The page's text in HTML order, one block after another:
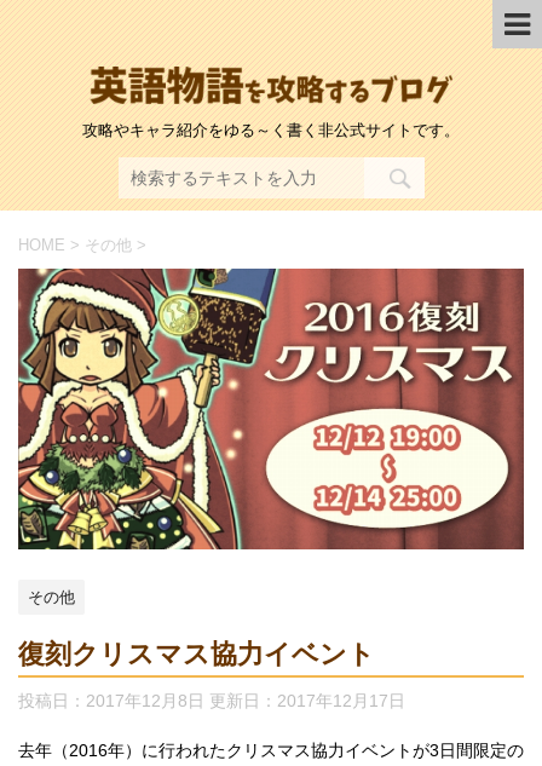
攻略やキャラ紹介をゆる～く書く非公式サイトです。
HOME > その他 >
その他
復刻クリスマス協力イベント
投稿日：2017年12月8日 更新日： 2017年12月17日
去年（2016年）に行われたクリスマス協力イベントが3日間限定の